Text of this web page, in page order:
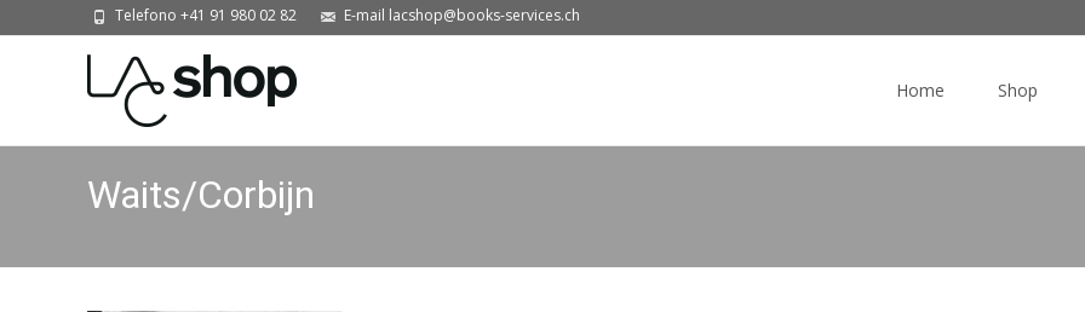
Telefono +41 91 980 02 82 E-mail lacshop@books-services.ch
Home Shop
Waits/Corbijn